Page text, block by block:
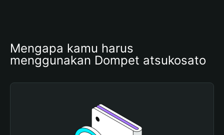
Mengapa kamu harus
menggunakan Dompet atsukosato